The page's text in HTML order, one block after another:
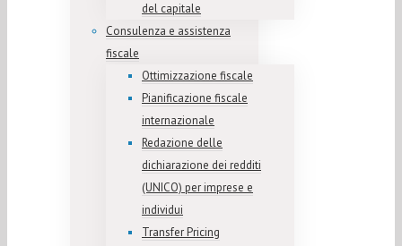
del capitale
Consulenza e assistenza
fiscale
Ottimizzazione fiscale
Pianificazione fiscale
internazionale
Redazione delle
dichiarazione dei redditi
(UNICO) per imprese e
individui
Transfer Pricing